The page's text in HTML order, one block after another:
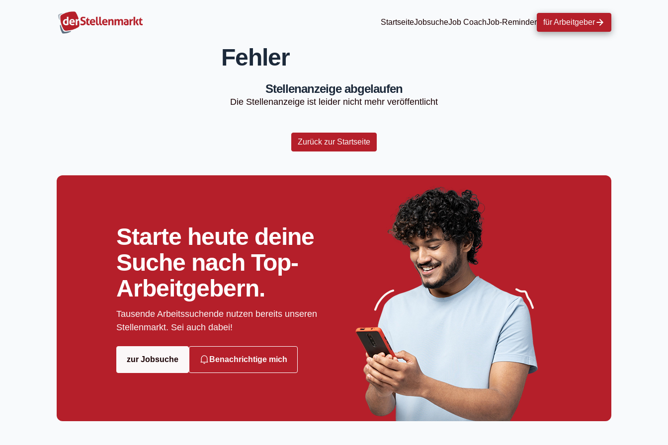
StartseiteJobsucheJob CoachJob-Reminder für Arbeitgeber
Fehler
Stellenanzeige abgelaufen
Die Stellenanzeige ist leider nicht mehr veröffentlicht
Zurück zur Startseite
Starte heute deine
Suche nach Top-
Arbeitgebern.
Tausende Arbeitssuchende nutzen bereits unseren
Stellenmarkt. Sei auch dabei!
zur Jobsuche Benachrichtige mich